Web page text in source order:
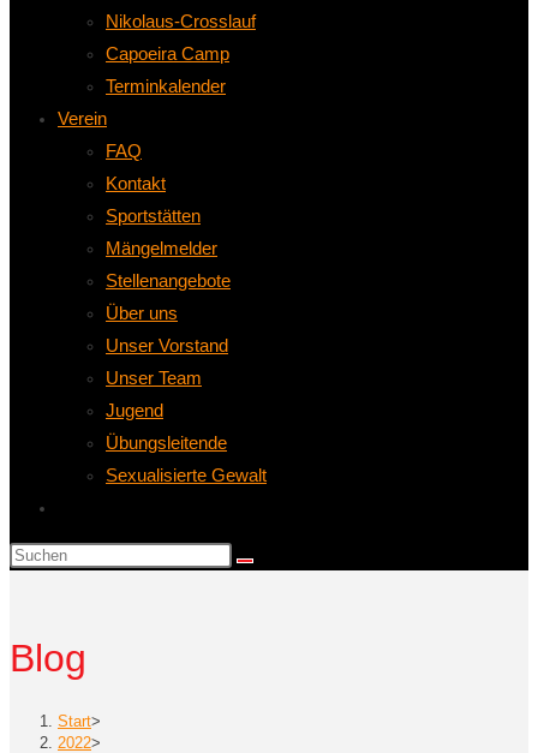
Nikolaus-Crosslauf
Capoeira Camp
Terminkalender
Verein
FAQ
Kontakt
Sportstätten
Mängelmelder
Stellenangebote
Über uns
Unser Vorstand
Unser Team
Jugend
Übungsleitende
Sexualisierte Gewalt
Suche
umschalten
Blog
Start>
2022>